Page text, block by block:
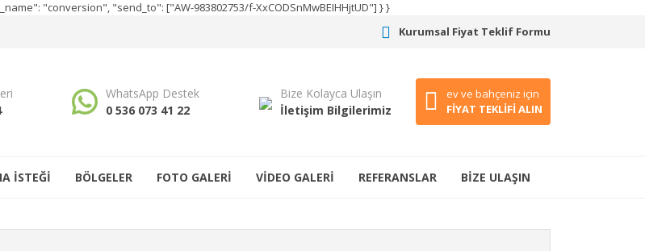
"conversion", "send_to": ["AW-983802753/f-XxCODSnMwBEIHHjtUD"] } }
Kurumsal Fiyat Teklif Formu
WhatsApp Destek
0 536 073 41 22
Bize Kolayca Ulaşın
İletişim Bilgilerimiz
ev ve bahçeniz için
FİYAT TEKLİFİ ALIN
İSTEĞİ BÖLGELER FOTO GALERİ VİDEO GALERİ REFERANSLAR BİZE ULAŞIN